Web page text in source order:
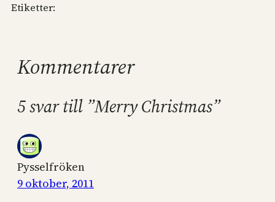
Etiketter:
Kommentarer
5 svar till ”Merry Christmas”
Pysselfröken
9 oktober, 2011